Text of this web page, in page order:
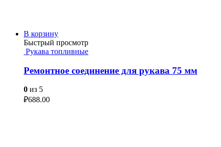
В корзину
Быстрый просмотр
Рукава топливные
Ремонтное соединение для рукава 75 мм
0 из 5
₽688.00